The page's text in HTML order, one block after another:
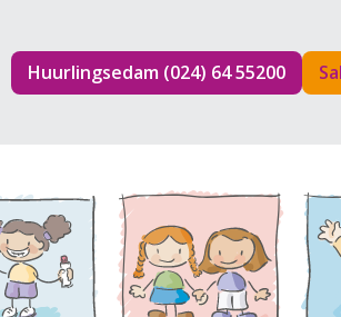
Huurlingsedam (024) 64 55200